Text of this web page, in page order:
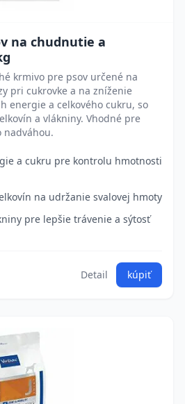
na chudnutie a
krmivo pre psov určené na
pri cukrovke a na zníženie
energie a celkového cukru, so
a vlákniny. Vhodné pre
nadváhou.
a cukru pre kontrolu hmotnosti
na udržanie svalovej hmoty
pre lepšie trávenie a sýtosť
Detail kúpiť